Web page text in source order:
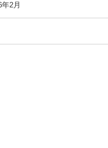
年2月